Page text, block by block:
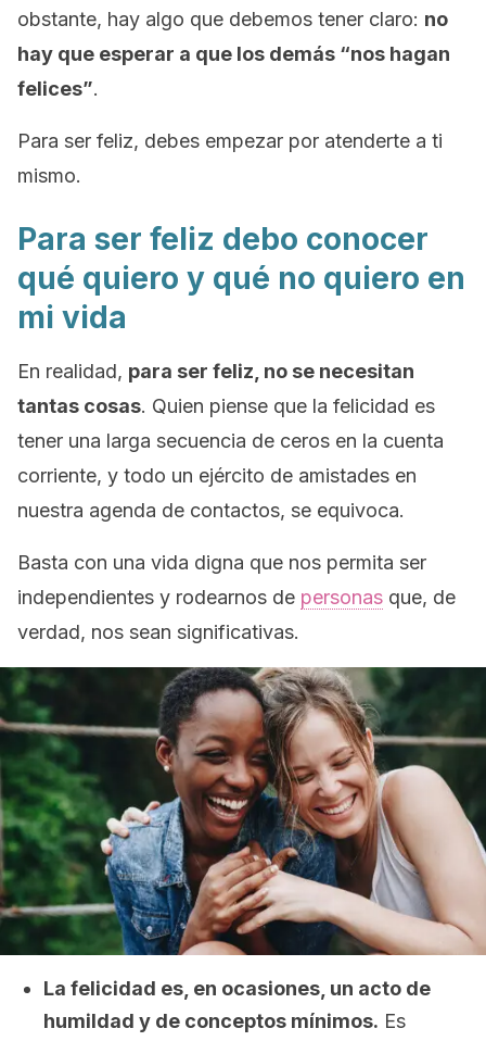
obstante, hay algo que debemos tener claro: no
hay que esperar a que los demás “nos hagan
felices”.
Para ser feliz, debes empezar por atenderte a ti
mismo.
Para ser feliz debo conocer
qué quiero y qué no quiero en
mi vida
En realidad, para ser feliz, no se necesitan
tantas cosas. Quien piense que la felicidad es
tener una larga secuencia de ceros en la cuenta
corriente, y todo un ejército de amistades en
nuestra agenda de contactos, se equivoca.
Basta con una vida digna que nos permita ser
independientes y rodearnos de personas que, de
verdad, nos sean significativas.
La felicidad es, en ocasiones, un acto de
humildad y de conceptos mínimos. Es